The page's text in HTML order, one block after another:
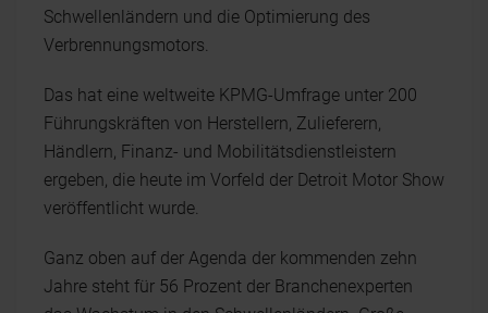
Schwellenländern und die Optimierung des
Verbrennungsmotors.
Das hat eine weltweite KPMG-Umfrage unter 200
Führungskräften von Herstellern, Zulieferern,
Händlern, Finanz- und Mobilitätsdienstleistern
ergeben, die heute im Vorfeld der Detroit Motor Show
veröffentlicht wurde.
Ganz oben auf der Agenda der kommenden zehn
Jahre steht für 56 Prozent der Branchenexperten